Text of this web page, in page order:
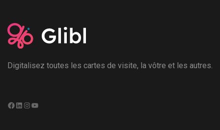
Digitalisez toutes les cartes de visite, la vôtre et les autres.
Facebook
LinkedIn
Instagram